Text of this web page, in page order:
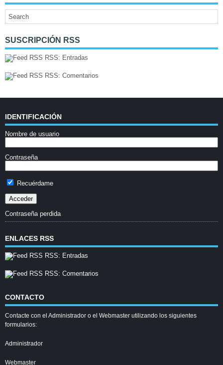
SUSCRIPCIÓN RSS
RSS: Entradas
RSS: Comentarios
IDENTIFICACIÓN
Nombre de usuario
Contraseña
Recuérdame
Contraseña perdida
ENLACES RSS
RSS: Entradas
RSS: Comentarios
CONTACTO
Contacte con el Administrador o el Webmaster utilizando los siguientes
formularios:
Administrador
Webmaster